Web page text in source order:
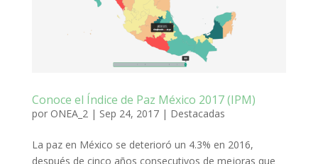
Conoce el Índice de Paz México 2017 (IPM)
por ONEA_2 | Sep 24, 2017| Destacadas
La paz en México se deterioró un 4.3% en 2016,
después de cinco años consecutivos de mejoras que